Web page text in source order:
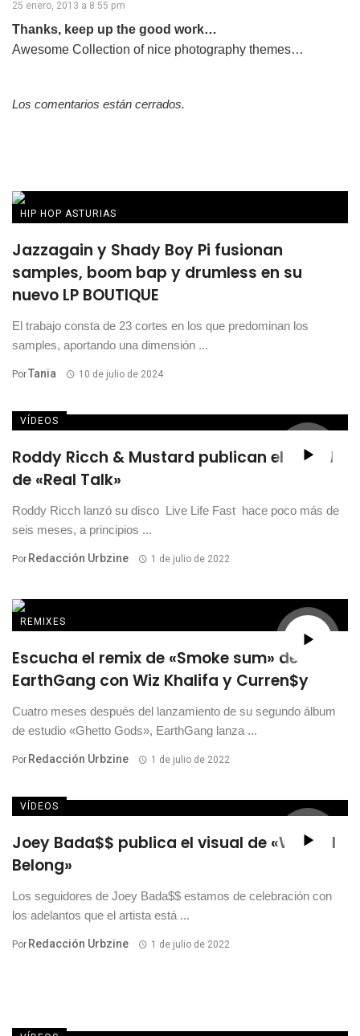
25 enero, 2013 a 8:55 pm
Thanks, keep up the good work…
Awesome Collection of nice photography themes…
Los comentarios están cerrados.
HIP HOP ASTURIAS
Jazzagain y Shady Boy Pi fusionan
samples, boom bap y drumless en su
nuevo LP BOUTIQUE
El trabajo consta de 23 cortes en los que predominan los
samples, aportando una dimensión ...
PorTania 10 de julio de 2024
VÍDEOS
Roddy Ricch & Mustard publican el visual
de «Real Talk»
Roddy Ricch lanzó su disco Live Life Fast hace poco más de
seis meses, a principios ...
Por Redacción Urbzine 1 de julio de 2022
REMIXES
Escucha el remix de «Smoke sum» de
EarthGang con Wiz Khalifa y Curren$y
Cuatro meses después del lanzamiento de su segundo álbum
de estudio «Ghetto Gods», EarthGang lanza ...
Por Redacción Urbzine 1 de julio de 2022
VÍDEOS
Joey Bada$$ publica el visual de «Where I
Belong»
Los seguidores de Joey Bada$$ estamos de celebración con
los adelantos que el artista está ...
Por Redacción Urbzine 1 de julio de 2022